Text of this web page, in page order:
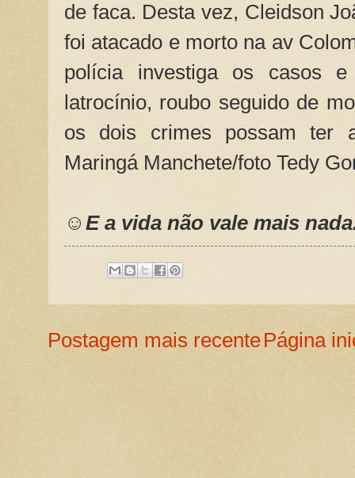
de faca. Desta vez, Cleidson
foi atacado e morto na av
polícia investiga os casos
latrocínio, roubo seguido de
os dois crimes possam ter
Maringá Manchete/foto Tedy
☺E a vida não vale mais
Postagem mais recentePágina